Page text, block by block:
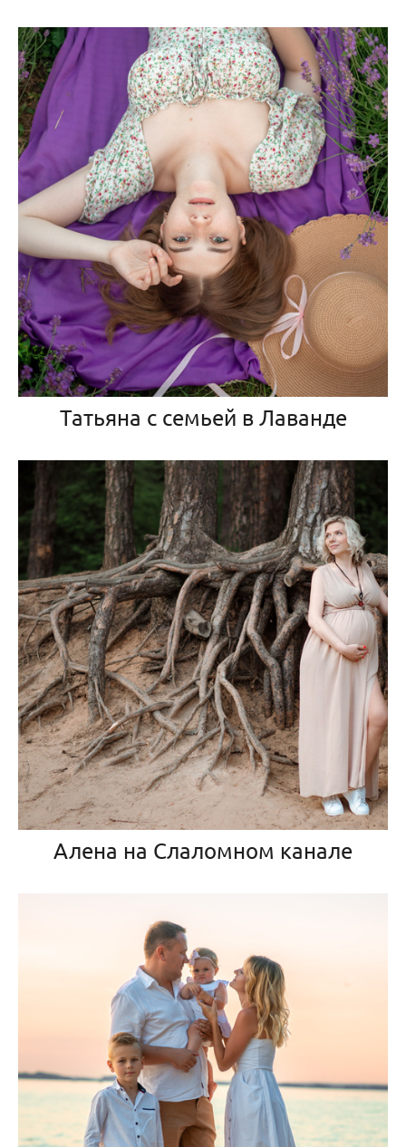
Татьяна с семьей в Лаванде
Алена на Слаломном канале